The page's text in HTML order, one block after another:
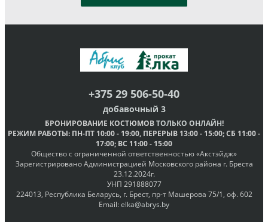
+375 29 506-50-40
добавочный 3
БРОНИРОВАНИЕ КОСТЮМОВТОЛЬКО ОНЛАЙН!
РЕЖИМ РАБОТЫ: ПН-ПТ 10:00 - 19:00, ПЕРЕРЫВ 13:00 - 15:00; СБ 11:00 -
17:00; ВС 11:00 - 15:00
Общество с ограниченной ответственностью «Акстэйдж»
Зарегистрировано Администрацией Московского района г. Бреста
23.12.2024г.
УНП 291888077
224013, Республика Беларусь, г. Брест, пр-т Машерова 75/1, оф. 602
Email:elka@abrys.by